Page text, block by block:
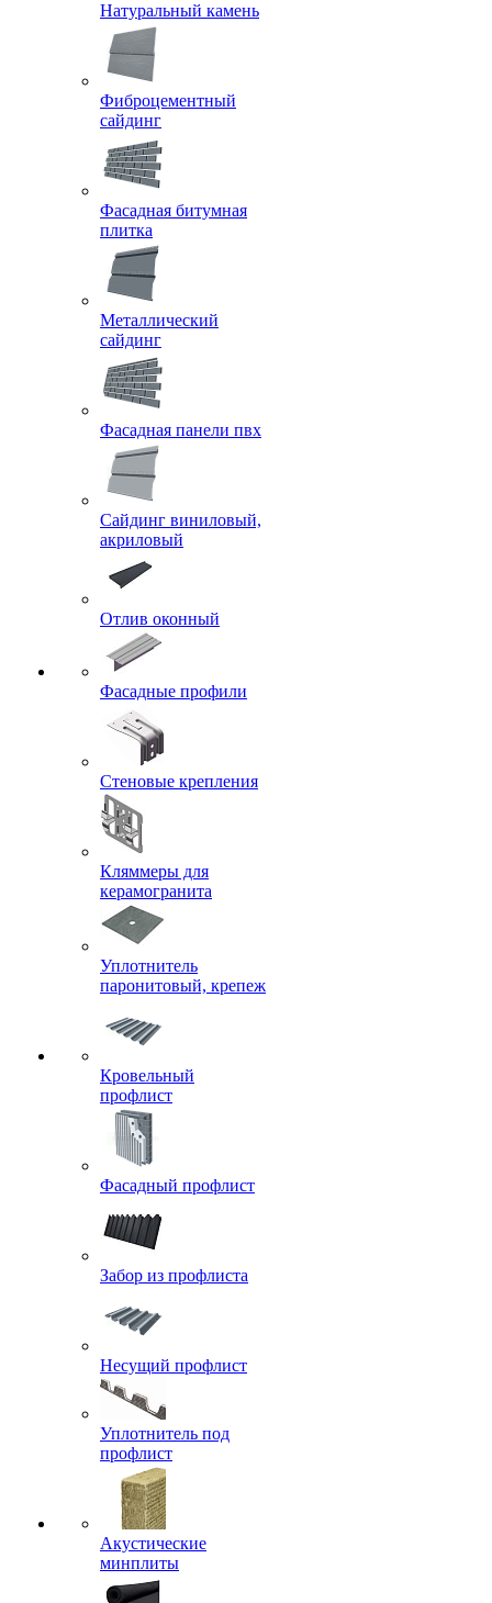
Натуральный камень
Фиброцементный
сайдинг
Фасадная битумная
плитка
Металлический
сайдинг
Фасадная панели пвх
Сайдинг виниловый,
акриловый
Отлив оконный
Фасадные профили
Стеновые крепления
Кляммеры для
керамогранита
Уплотнитель
паронитовый, крепеж
Кровельный
профлист
Фасадный профлист
Забор из профлиста
Несущий профлист
Уплотнитель под
профлист
Акустические
минплиты